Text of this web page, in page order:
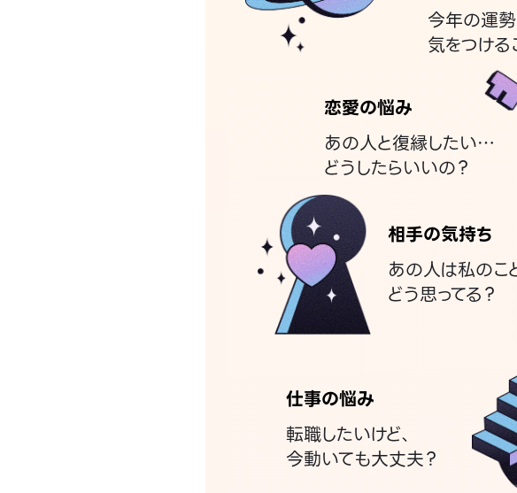
今年の運
気をつける
恋愛の悩み
あの人と復縁したい…
どうしたらいいの？
相手の気持ち
あの人は私のこ
どう思ってる？
仕事の悩み
転職したいけど、
今動いても大丈夫？